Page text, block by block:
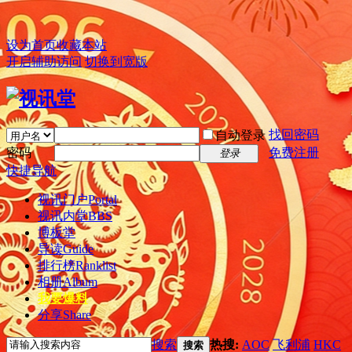
设为首页收藏本站
开启辅助访问 切换到宽版
自动登录 找回密码
密码
登录
免费注册
快捷导航
视讯门户Portal
视讯内堂BBS
博板堂
导读Guide
排行榜Ranklist
相册Album
我要爆料
分享Share
搜索 搜索 热搜: AOC 飞利浦 HKC